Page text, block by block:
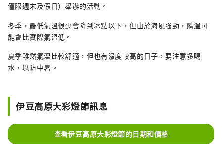
僅限週末及假日）舉辦的活動。
冬季，最低氣溫很少會降到冰點以下，但由於海風強勁，體溫可
能會比實際氣溫低。
夏季雖然氣溫比較舒適，但也有濕度較高的日子，要注意多喝
水，以防中暑。
伊豆高原大彩燈節訊息
查看伊豆高原大彩燈節的日期和價格